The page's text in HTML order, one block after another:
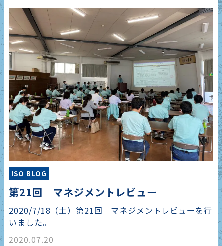
ISO BLOG
第21回 マネジメントレビュー
2020/7/18（土）第21回 マネジメントレビューを行
いました。
2020.07.20